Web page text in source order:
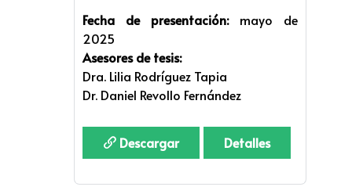
Fecha de presentación: mayo de
2025
Asesores de tesis:
Dra. Lilia Rodríguez Tapia
Dr. Daniel Revollo Fernández
Descargar Detalles